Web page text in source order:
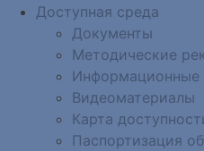
Доступная среда
Документы
Методические
Информационные
Видеоматериалы
Карта
Паспортизация